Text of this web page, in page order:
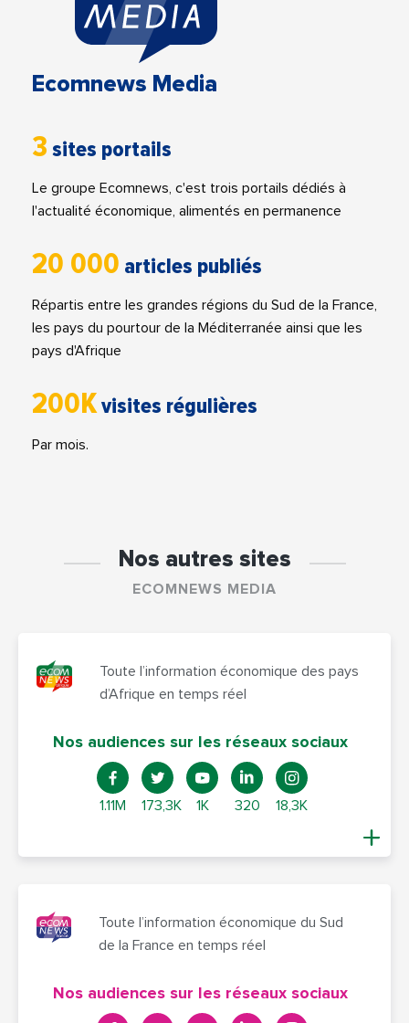
Ecomnews Media
3 sites portails
Le groupe Ecomnews, c'est trois portails dédiés à
l'actualité économique, alimentés en permanence
20 000 articles publiés
Répartis entre les grandes régions du Sud de la France,
les pays du pourtour de la Méditerranée ainsi que les
pays d'Afrique
200Kvisites régulières
Par mois.
Nos autres sites
ECOMNEWS MEDIA
Toute l’information économique des pays
d’Afrique en temps réel
Nos audiences sur les réseaux sociaux
1.11M 173,3K 1K 320 18,3K
Toute l’information économique du Sud
de la France en temps réel
Nos audiences sur les réseaux sociaux